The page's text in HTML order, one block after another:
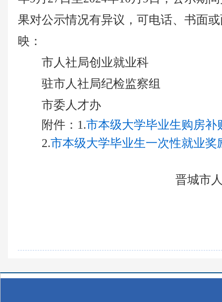
果对公示情况有异议，可电话、书面
映：
市人社局创业就业科
驻市人社局纪检监察组
市委人才办
附件： 1.市本级大学毕业生购房补
2.市本级大学毕业生一次性就业奖
晋城市